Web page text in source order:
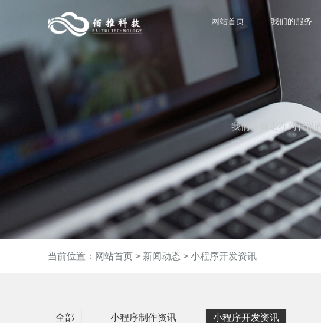
网站首页 我们的服务
我们一直走在时代的
当前位置： 网站首页> 新闻动态 > 小程序开发资讯
全部 小程序制作资讯 小程序开发资讯